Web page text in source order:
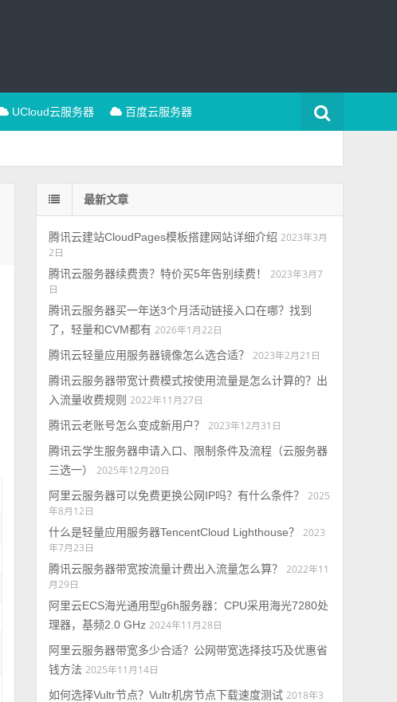
UCloud云服务器 百度云服务器
最新文章
腾讯云建站CloudPages模板搭建网站详细介绍 2023年3月
2日
腾讯云服务器续费贵？特价买5年告别续费！
2023年3月7
日
腾讯云服务器买一年送3个月活动链接入口在哪？找到
了，轻量和CVM都有 2026年1月22日
腾讯云轻量应用服务器镜像怎么选合适？
2023年2月21日
腾讯云服务器带宽计费模式按使用流量是怎么计算的？出
入流量收费规则 2022年11月27日
腾讯云老账号怎么变成新用户？
2023年12月31日
腾讯云学生服务器申请入口、限制条件及流程（云服务器
三选一）
2025年12月20日
阿里云服务器可以免费更换公网IP吗？有什么条件？
2025
年8月12日
什么是轻量应用服务器TencentCloud Lighthouse？
2023
年7月23日
腾讯云服务器带宽按流量计费出入流量怎么算？
2022年11
月29日
阿里云ECS海光通用型g6h服务器：CPU采用海光7280处
理器，基频2.0 GHz 2024年11月28日
阿里云服务器带宽多少合适？公网带宽选择技巧及优惠省
钱方法 2025年11月14日
如何选择Vultr节点？Vultr机房节点下载速度测试 2018年3